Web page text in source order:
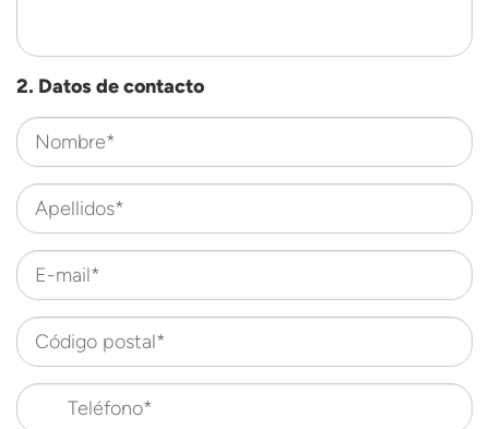
2. Datos de contacto
Nombre*
Apellidos*
E-mail*
Código postal*
Teléfono*